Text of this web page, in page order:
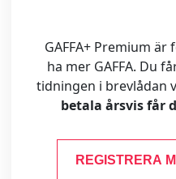
GAFFA+ Premium
ha mer GAFFA. Du
tidningen i brevlådan
betala årsvis får
REGISTRERA